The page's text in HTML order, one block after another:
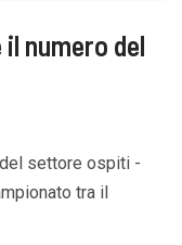
numero del
settore ospiti -
tra il